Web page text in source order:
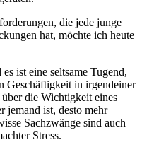
die jede junge
hat, möchte ich heute
ist eine seltsame Tugend,
Geschäftigkeit in irgendeiner
die Wichtigkeit eines
jemand ist, desto mehr
Sachzwänge sind auch
Stress.